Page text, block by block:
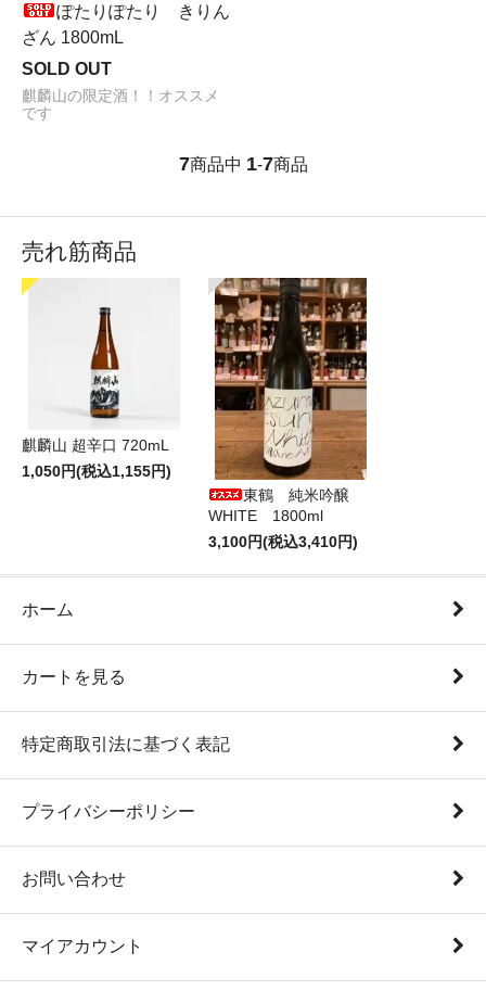
ぽたりぽたり きりん
ざん 1800mL
SOLD OUT
麒麟山の限定酒！！オススメ
です
7商品中 1-7商品
売れ筋商品
麒麟山 超辛口 720mL
1,050円(税込1,155円)
東鶴 純米吟醸
WHITE 1800ml
3,100円(税込3,410円)
ホーム
カートを見る
特定商取引法に基づく表記
プライバシーポリシー
お問い合わせ
マイアカウント